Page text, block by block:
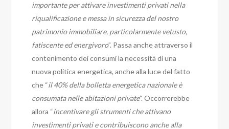
importante per attivare investimenti privati nella
riqualificazione e messa in sicurezza del nostro
patrimonio immobiliare, particolarmente vetusto,
fatiscente ed energivoro”. Passa anche attraverso il
contenimento dei consumi la necessità di una
nuova politica energetica, anche alla luce del fatto
che “il 40% della bolletta energetica nazionale è
consumata nelle abitazioni private”. Occorrerebbe
allora “incentivare gli strumenti che attivano
investimenti privati e contribuiscono anche alla